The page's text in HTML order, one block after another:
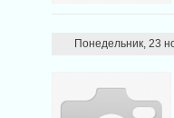
Понедельник, 23